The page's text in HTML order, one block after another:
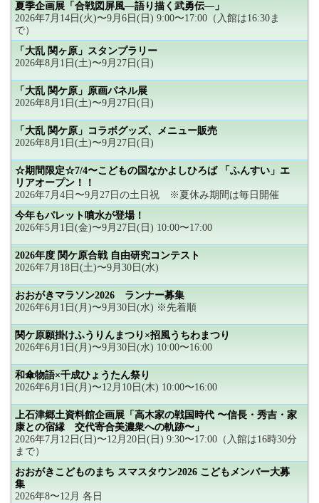
夏季企画展「合戦図屏風―語り描く武勇伝―」
2026年7月14日(火)〜9月6日(日) 9:00〜17:00（入館は16:30ま
で）
「大乱 関ヶ原」スタンプラリー
2026年8月1日(土)〜9月27日(日)
「大乱 関ケ原」原画パネル展
2026年8月1日(土)〜9月27日(日)
「大乱 関ケ原」コラボグッズ、メニュー販売
2026年8月1日(土)〜9月27日(日)
☆期間限定☆7/4〜こどもの国なかよしひろば 「ふんすい」エ
リアオープン！！
2026年7月4日〜9月27日の土日祝 ※夏休み期間は毎日開催
今年もパレット噴水が登場！
2026年5月1日(金)〜9月27日(日) 10:00〜17:00
2026年度 関ケ原合戦 自由研究コンテスト
2026年7月18日(土)〜9月30日(水)
おおがきマラソン2026 ランナー募集
2026年6月1日(月)〜9月30日(水) ※先着順
関ケ原願掛けふうりんまつり×招風うちわまつり
2026年6月1日(月)〜9月30日(水) 10:00〜16:00
和傘物語×千成ひょうたん祭り
2026年6月1日(月)〜12月10日(木) 10:00〜16:00
上石津郷土資料館企画展「高木家の戦国時代 〜信長・秀吉・家
康との宿縁 交代寄合美濃衆への軌跡〜」
2026年7月12日(日)〜12月20日(日) 9:30〜17:00（入館は16時30分
まで）
おおがきこどものまち スマスタウン2026 こどもメンバー大募
集
2026年8〜12月 各日